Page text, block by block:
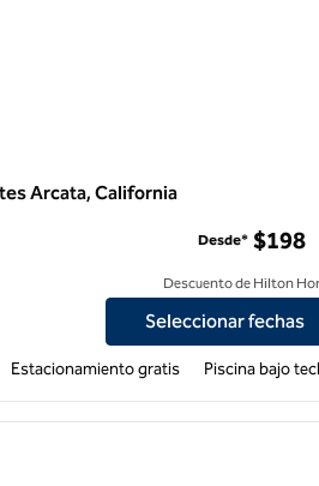
Arcata, California
Inn & Suites Arcata, California
Desde* $198
Descuento de Hilton
Seleccionar fechas
Estacionamiento gratis Piscina bajo